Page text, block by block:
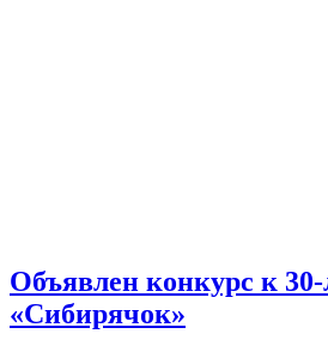
Объявлен конкурс к
«Сибирячок»